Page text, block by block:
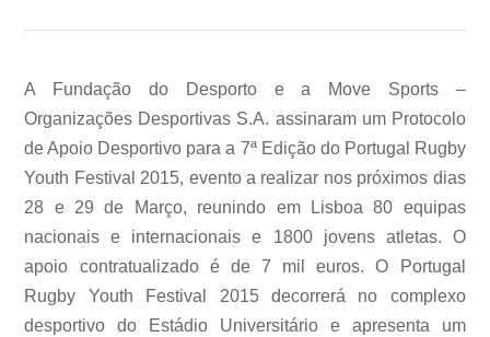
A Fundação do Desporto e a Move Sports –
Organizações Desportivas S.A. assinaram um Protocolo
de Apoio Desportivo para a 7ª Edição do Portugal Rugby
Youth Festival 2015, evento a realizar nos próximos dias
28 e 29 de Março, reunindo em Lisboa 80 equipas
nacionais e internacionais e 1800 jovens atletas. O
apoio contratualizado é de 7 mil euros. O Portugal
Rugby Youth Festival 2015 decorrerá no complexo
desportivo do Estádio Universitário e apresenta um